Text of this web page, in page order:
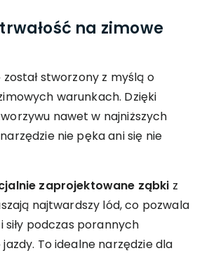
na zimowe
stworzony z myślą o
warunkach. Dzięki
nawet w najniższych
nie pęka ani się nie
zaprojektowane ząbki z
najtwardszy lód, co pozwala
siły podczas porannych
To idealne narzędzie dla